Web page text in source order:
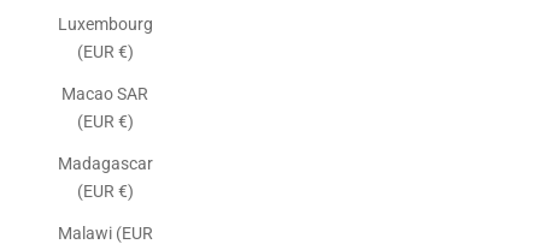
Luxembourg
(EUR €)
Macao SAR
(EUR €)
Madagascar
(EUR €)
Malawi (EUR